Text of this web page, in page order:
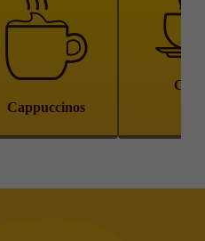
Cappuccinos
Chás